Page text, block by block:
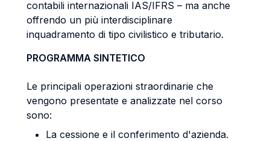
contabili internazionali IAS/IFRS – ma anche
offrendo un più interdisciplinare
inquadramento di tipo civilistico e tributario.
PROGRAMMA SINTETICO
Le principali operazioni straordinarie che
vengono presentate e analizzate nel corso
sono:
La cessione e il conferimento d'azienda.